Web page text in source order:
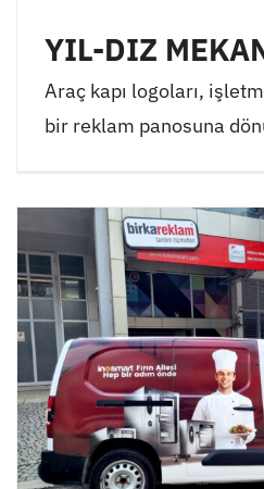
YIL-DIZ
Araç kapı logoları,
bir reklam panosuna